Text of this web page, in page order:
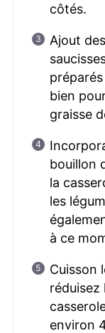
côtés.
Ajout
bien
graisse
bouillon
la
les
à ce
Cuisson
réduisez
environ